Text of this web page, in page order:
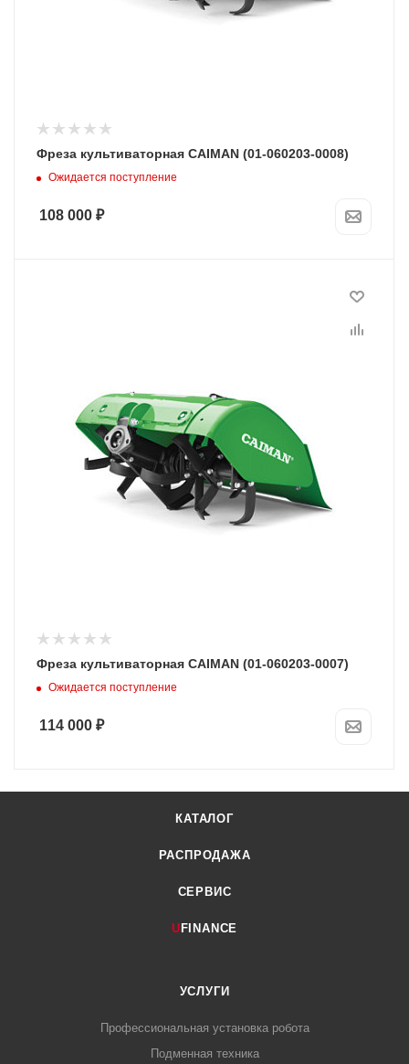
Фреза культиваторная CAIMAN (01-060203-0008)
Ожидается поступление
108 000 ₽
Фреза культиваторная CAIMAN (01-060203-0007)
Ожидается поступление
114 000 ₽
КАТАЛОГ
РАСПРОДАЖА
СЕРВИС
U FINANCE
УСЛУГИ
Профессиональная установка робота
Подменная техника